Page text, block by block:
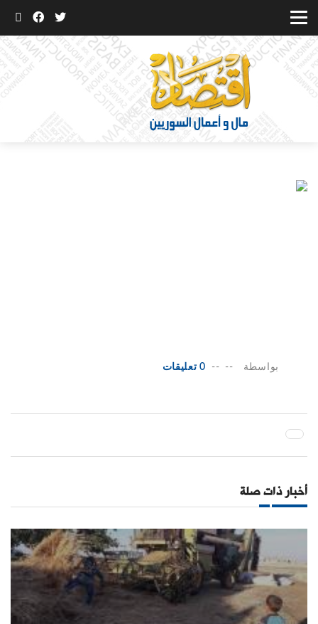
بواسطة --
-- 0 تعليقات
أخبار ذات صلة